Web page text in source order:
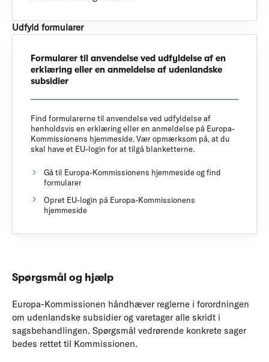
Udfyld formularer
Formularer til anvendelse ved udfyldelse af en
erklæring eller en anmeldelse af udenlandske
subsidier
Find formularerne til anvendelse ved udfyldelse af
henholdsvis en erklæring eller en anmeldelse på Europa-
Kommissionens hjemmeside. Vær opmærksom på, at du
skal have et EU-login for at tilgå blanketterne.
Gå til Europa-Kommissionens hjemmeside og find
formularer
Opret EU-login på Europa-Kommissionens
hjemmeside
Spørgsmål og hjælp
Europa-Kommissionen håndhæver reglerne i forordningen
om udenlandske subsidier og varetager alle skridt i
sagsbehandlingen. Spørgsmål vedrørende konkrete sager
bedes rettet til Kommissionen.